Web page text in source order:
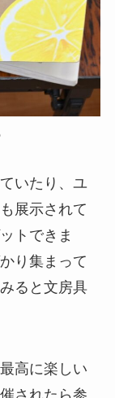
いたり、ユ
展示されて
トできま
り集まって
ると文房具
高に楽しい